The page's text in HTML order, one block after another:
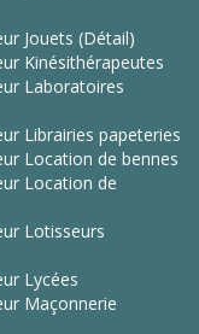
Jouets (Détail)
Kinésithérapeutes
Laboratoires
Librairies papeteries
Location de bennes
Location de
Lotisseurs
Lycées
Maçonnerie